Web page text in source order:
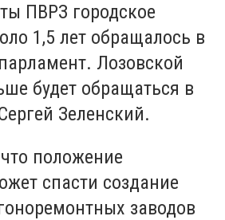
ПВРЗ городское
1,5 лет обращалось в
Лозовской
будет обращаться в
Зеленский.
положение
спасти создание
заводов